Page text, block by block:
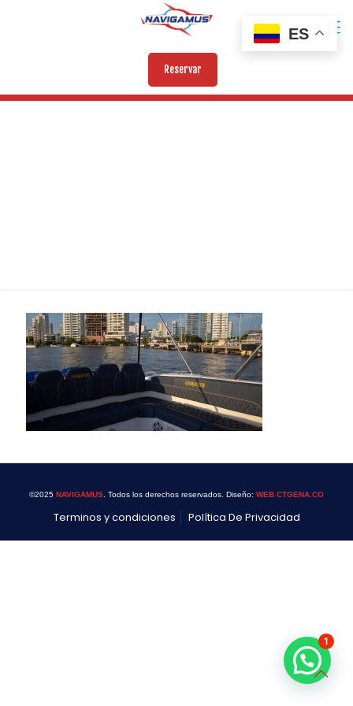
Reservar
©2025 NAVIGAMUS . Todos los derechos reservados. Diseño: WEB CTGENA.CO
Terminos y condiciones Política De Privacidad
ES
1